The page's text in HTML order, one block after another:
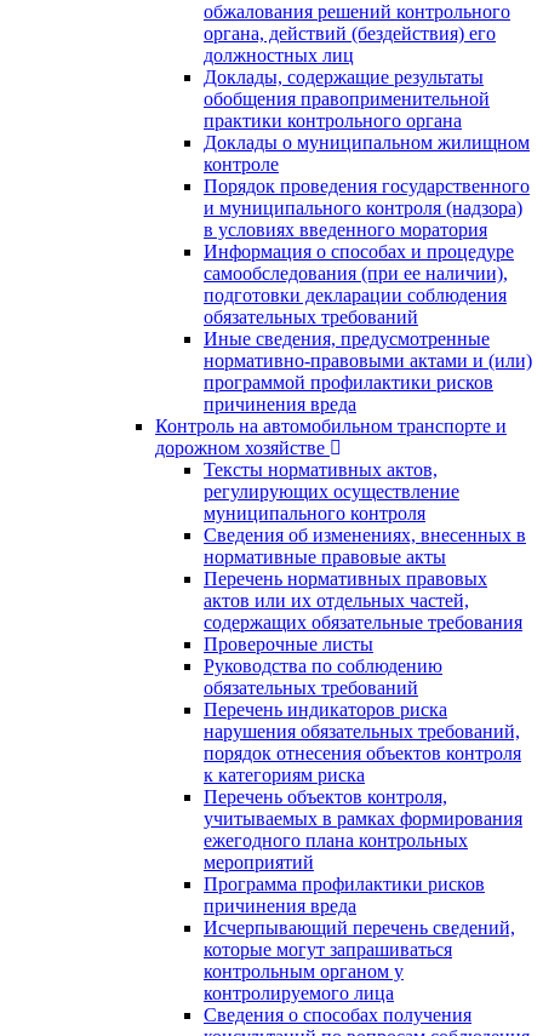
обжалования решений контрольного
органа, действий (бездействия) его
должностных лиц
Доклады, содержащие результаты
обобщения правоприменительной
практики контрольного органа
Доклады о муниципальном жилищном
контроле
Порядок проведения государственного
и муниципального контроля (надзора)
в условиях введенного моратория
Информация о способах и процедуре
самообследования (при ее наличии),
подготовки декларации соблюдения
обязательных требований
Иные сведения, предусмотренные
нормативно-правовыми актами и (или)
программой профилактики рисков
причинения вреда
Контроль на автомобильном транспорте и
дорожном хозяйстве
Тексты нормативных актов,
регулирующих осуществление
муниципального контроля
Сведения об изменениях, внесенных в
нормативные правовые акты
Перечень нормативных правовых
актов или их отдельных частей,
содержащих обязательные требования
Проверочные листы
Руководства по соблюдению
обязательных требований
Перечень индикаторов риска
нарушения обязательных требований,
порядок отнесения объектов контроля
к категориям риска
Перечень объектов контроля,
учитываемых в рамках формирования
ежегодного плана контрольных
мероприятий
Программа профилактики рисков
причинения вреда
Исчерпывающий перечень сведений,
которые могут запрашиваться
контрольным органом у
контролируемого лица
Сведения о способах получения